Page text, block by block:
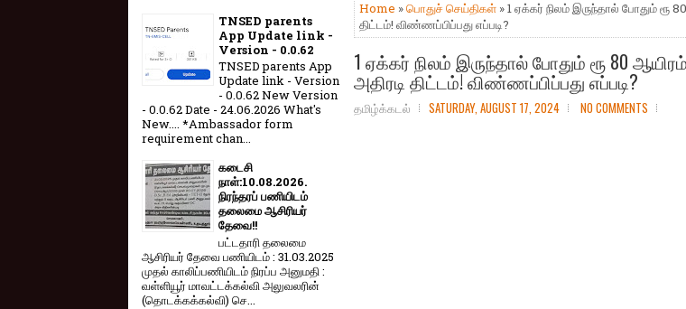
Home »பொதுச் செய்திகள் » 1 ஏக்கர் நிலம் இருந்தால் போதும் ரூ
திட்டம்! விண்ணப்பிப்பது எப்படி?
1 ஏக்கர் நிலம் இருந்தால் போதும் ரூ 80
அதிரடி திட்டம்! விண்ணப்பிப்பது எப்படி?
தமிழ்க்கடல் SATURDAY, AUGUST 17, 2024 NO COMMENTS
TNSED parents
App Update link -
Version - 0.0.62
TNSED parents App
Update link - Version
- 0.0.62 New Version
- 0.0.62 Date - 24.06.2026 What's
New.... *Ambassador form
requirement chan...
கடைசி
நாள்:10.08.2026.
நிரந்தரப் பணியிடம்
தலைமை ஆசிரியர்
தேவை!!
பட்டதாரி தலைமை
ஆசிரியர் தேவை பணியிடம் : 31.03.2025
முதல் காலிப்பணியிடம் நிரப்ப அனுமதி :
வள்ளியூர் மாவட்டக்கல்வி அலுவலரின்
(தொடக்கக்கல்வி) செ...